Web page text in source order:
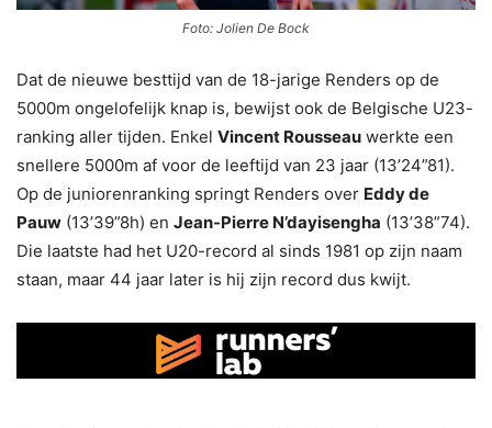
Foto: Jolien De Bock
Dat de nieuwe besttijd van de 18-jarige Renders op de
5000m ongelofelijk knap is, bewijst ook de Belgische U23-
ranking aller tijden. Enkel Vincent Rousseau werkte een
snellere 5000m af voor de leeftijd van 23 jaar (13’24”81).
Op de juniorenranking springt Renders over Eddy de
Pauw (13’39”8h) en Jean-Pierre N’dayisengha (13’38”74).
Die laatste had het U20-record al sinds 1981 op zijn naam
staan, maar 44 jaar later is hij zijn record dus kwijt.